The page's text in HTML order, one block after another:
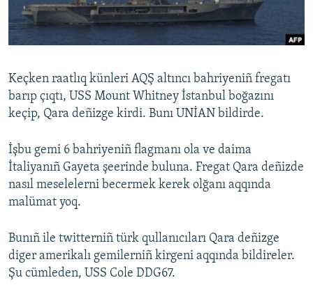
Русский
Українською
QOŞULIÑIZ!
RFE/RS bütün saytları
Keçken raatlıq künleri AQŞ altıncı bahriyeniñ fregatı
barıp çıqtı, USS Mount Whitney İstanbul boğazını
keçip, Qara deñizge kirdi. Bunı UNİAN bildirde.
İşbu gemi 6 bahriyeniñ flagmanı ola ve daima
İtaliyanıñ Gayeta şeerinde buluna. Fregat Qara deñizde
nasıl meselelerni becermek kerek olğanı aqqında
malümat yoq.
Bunıñ ile twitterniñ türk qullanıcıları Qara deñizge
diger amerikalı gemilerniñ kirgeni aqqında bildireler.
Şu cümleden, USS Cole DDG67.